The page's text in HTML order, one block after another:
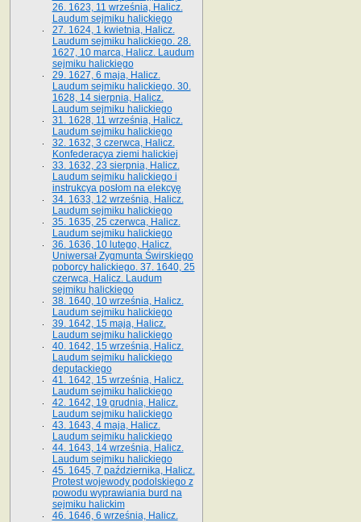
26. 1623, 11 września, Halicz.
Laudum sejmiku halickiego
27. 1624, 1 kwietnia, Halicz.
Laudum sejmiku halickiego. 28.
1627, 10 marca, Halicz. Laudum
sejmiku halickiego
29. 1627, 6 maja, Halicz.
Laudum sejmiku halickiego. 30.
1628, 14 sierpnia, Halicz.
Laudum sejmiku halickiego
31. 1628, 11 września, Halicz.
Laudum sejmiku halickiego
32. 1632, 3 czerwca, Halicz.
Konfederacya ziemi halickiej
33. 1632, 23 sierpnia, Halicz.
Laudum sejmiku halickiego i
instrukcya posłom na elekcyę
34. 1633, 12 września, Halicz.
Laudum sejmiku halickiego
35. 1635, 25 czerwca, Halicz.
Laudum sejmiku halickiego
36. 1636, 10 lutego, Halicz.
Uniwersał Zygmunta Świrskiego
poborcy halickiego. 37. 1640, 25
czerwca, Halicz. Laudum
sejmiku halickiego
38. 1640, 10 września, Halicz.
Laudum sejmiku halickiego
39. 1642, 15 maja, Halicz.
Laudum sejmiku halickiego
40. 1642, 15 września, Halicz.
Laudum sejmiku halickiego
deputackiego
41. 1642, 15 września, Halicz.
Laudum sejmiku halickiego
42. 1642, 19 grudnia, Halicz.
Laudum sejmiku halickiego
43. 1643, 4 maja, Halicz.
Laudum sejmiku halickiego
44. 1643, 14 września, Halicz.
Laudum sejmiku halickiego
45. 1645, 7 października, Halicz.
Protest wojewody podolskiego z
powodu wyprawiania burd na
sejmiku halickim
46. 1646, 6 września, Halicz.